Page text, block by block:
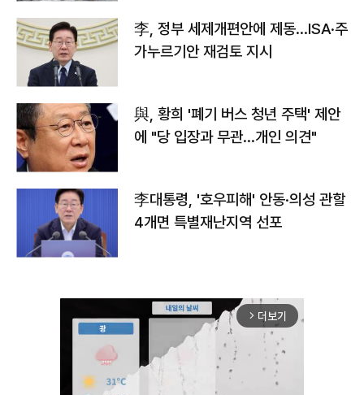
李, 정부 세제개편안에 제동…ISA·주
가누르기안 재검토 지시
與, 황희 '폐기 버스 청년 주택' 제안
에 "당 입장과 무관…개인 의견"
李대통령, '호우피해' 안동·의성 관할
4개면 특별재난지역 선포
arrow_forward_ios 더보기